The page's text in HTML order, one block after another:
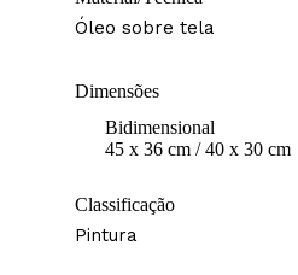
Óleo sobre tela
Dimensões
Bidimensional
45 x 36 cm / 40 x 30 cm
Classificação
Pintura